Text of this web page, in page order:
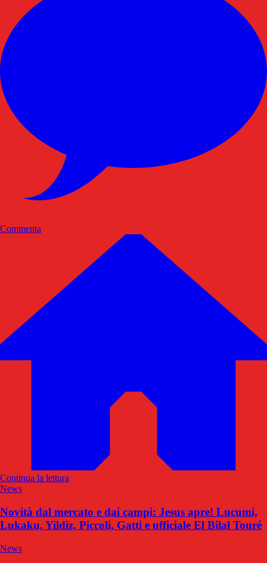
Commenta
Continua la lettura
News
Novità dal mercato e dai campi: Jesus apre! Lucumi,
Lukaku, Yildiz, Piccoli, Gatti e ufficiale El Bilal Touré
News